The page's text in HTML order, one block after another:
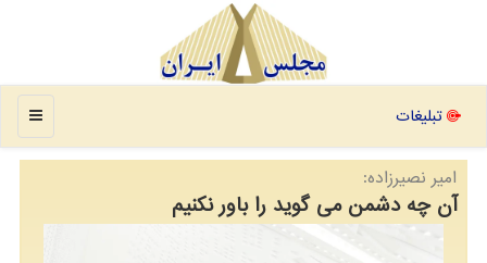
منو تبلیغات
امیر نصیرزاده:
آن چه دشمن می گوید را باور نکنیم